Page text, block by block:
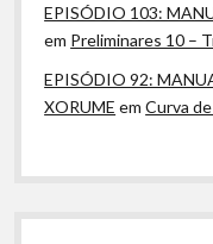
EPISÓDIO 103:
em Preliminares 10 –
EPISÓDIO 92:
XORUME emCurva